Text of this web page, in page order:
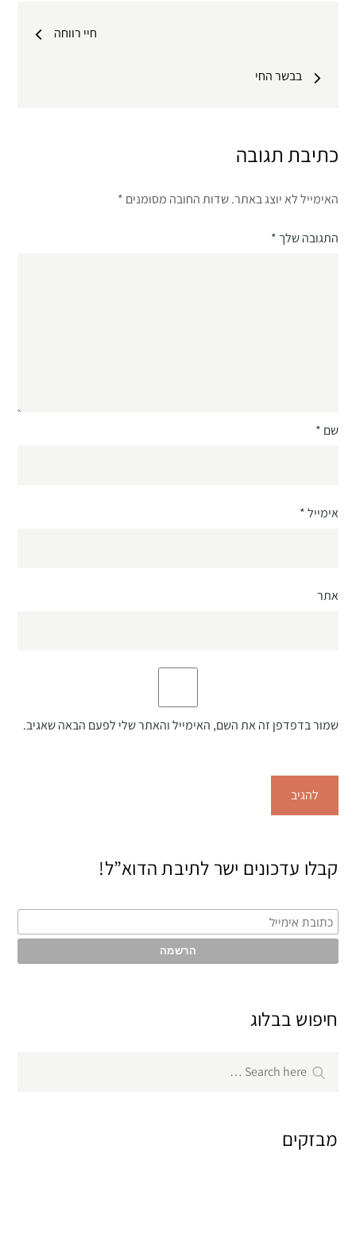
חיי רווחה
בבשר החי
כתיבת תגובה
האימייל לא יוצג באתר. שדות החובה מסומנים *
התגובה שלך*
שם *
אימייל*
אתר
שמור בדפדפן זה את השם, האימייל והאתר שלי לפעם הבאה שאגיב.
קבלו עדכונים ישר לתיבת הדוא”ל!
חיפוש בבלוג
for:
Search
מבזקים